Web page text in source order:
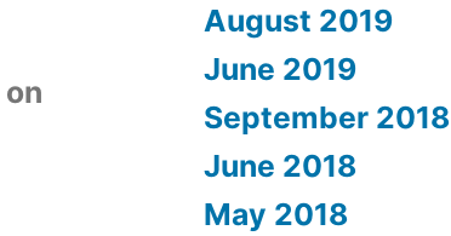
on
August 2019
June 2019
September 2018
June 2018
May 2018